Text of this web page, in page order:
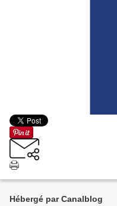
Hébergé par Canalblog